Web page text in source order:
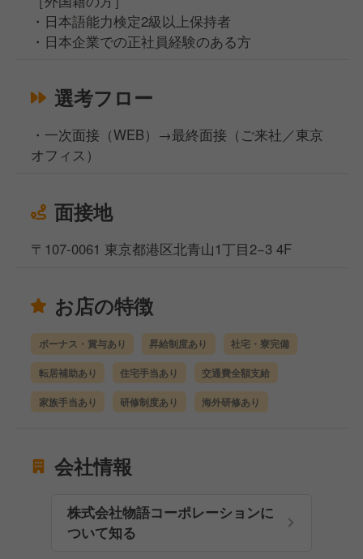
・日本語能力検定2級以上保持者
・日本企業での正社員経験のある方
選考フロー
・一次面接（WEB）→最終面接（ご来社／東京
オフィス）
面接地
〒107-0061 東京都港区北青山1丁目2−3 4F
お店の特徴
ボーナス・賞与あり 昇給制度あり 社宅・寮完備
転居補助あり 住宅手当あり 交通費全額支給
家族手当あり 研修制度あり 海外研修あり
会社情報
株式会社物語コーポレーションに
ついて知る